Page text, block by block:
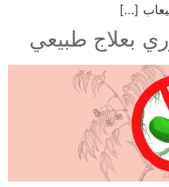
[…]
بعلاج طبيعي